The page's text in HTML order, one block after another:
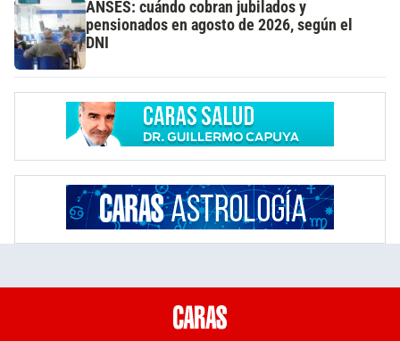
ANSES: cuándo cobran jubilados y
pensionados en agosto de 2026, según el
DNI